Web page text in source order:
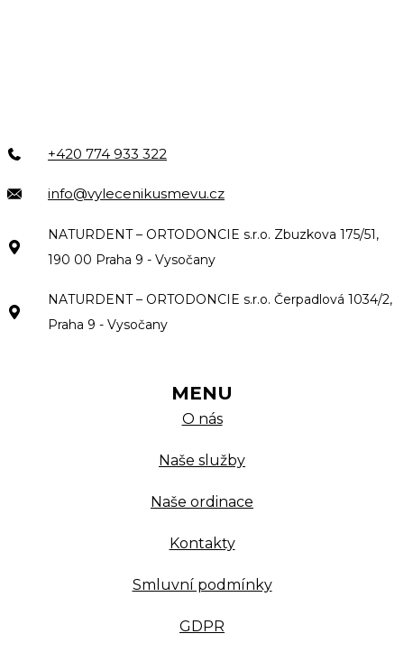
+420 774 933 322
info@vylecenikusmevu.cz
NATURDENT – ORTODONCIE s.r.o. Zbuzkova 175/51,
190 00 Praha 9 - Vysočany
NATURDENT – ORTODONCIE s.r.o. Čerpadlová 1034/2,
Praha 9 - Vysočany
MENU
O nás
Naše služby
Naše ordinace
Kontakty
Smluvní podmínky
GDPR